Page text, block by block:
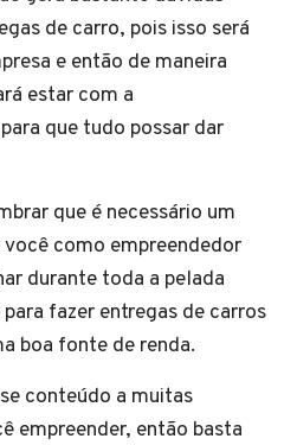
de carro, pois isso será
e então de maneira
estar com a
que tudo possar dar
que é necessário um
como empreendedor
durante toda a pelada
fazer entregas de carros
boa fonte de renda.
conteúdo a muitas
empreender, então basta